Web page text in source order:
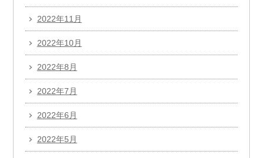
2022年11月
2022年10月
2022年8月
2022年7月
2022年6月
2022年5月